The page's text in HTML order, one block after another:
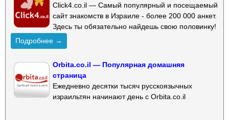
Click4.co.il — Самый популярный и посещаемый
сайт знакомств в Израиле - более 200 000 анкет.
Здесь ты обязательно найдешь свою половинку!
Подробнее →
Orbita.co.il — Популярная домашняя
страница
Ежедневно десятки тысяч русскоязычных
израильтян начинают день с Orbita.co.il